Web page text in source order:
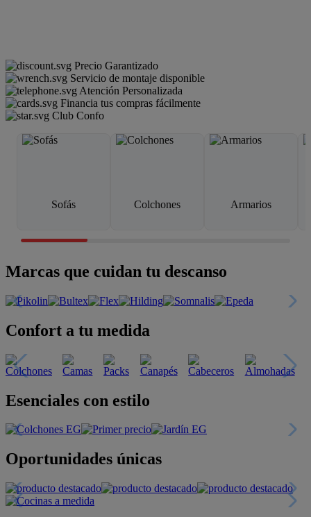
Precio Garantizado
Servicio de montaje disponible
Atención Personalizada
Financia tus compras fácilmente
Club Confo
Sofás Colchones Armarios
Marcas que cuidan tu descanso
Confort a tu medida
Esenciales con estilo
Oportunidades únicas